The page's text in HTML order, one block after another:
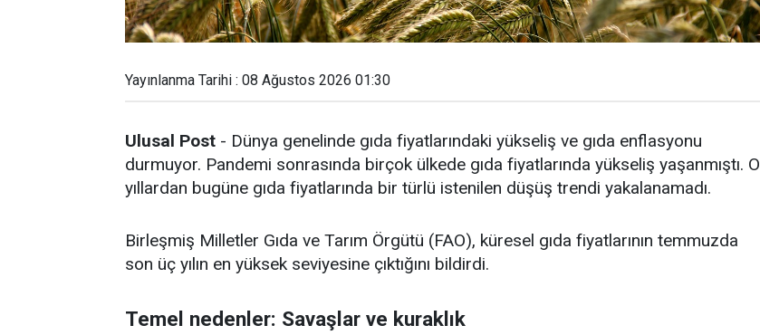
Yayınlanma Tarihi : 08 Ağustos 2026 01:30
Ulusal Post - Dünya genelinde gıda fiyatlarındaki yükseliş ve gıda enflasyonu
durmuyor. Pandemi sonrasında birçok ülkede gıda fiyatlarında yükseliş yaşanmıştı. O
yıllardan bugüne gıda fiyatlarında bir türlü istenilen düşüş trendi yakalanamadı.
Birleşmiş Milletler Gıda ve Tarım Örgütü (FAO), küresel gıda fiyatlarının temmuzda
son üç yılın en yüksek seviyesine çıktığını bildirdi.
Temel nedenler: Savaşlar ve kuraklık